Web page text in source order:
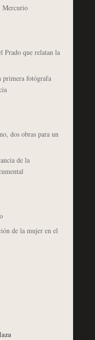
Mercurio
Prado que relatan la
fotógrafa
dos obras para un
de la
de la mujer en el